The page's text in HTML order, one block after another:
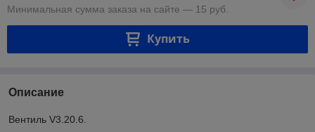
Минимальная сумма заказа на сайте — 15 руб.
Купить
Описание
Вентиль V3.20.6.